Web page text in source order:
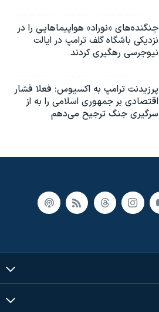
جنگنده‌های «نوراد» هواپیماهایی را در
نزدیکی باشگاه گلف ترامپ در ایالت
نیوجرسی رهگیری کردند
پرزیدنت ترامپ به اکسیوس: فعلا فشار
اقتصادی بر جمهوری اسلامی را به از
سرگیری جنگ ترجیح می‌دهم